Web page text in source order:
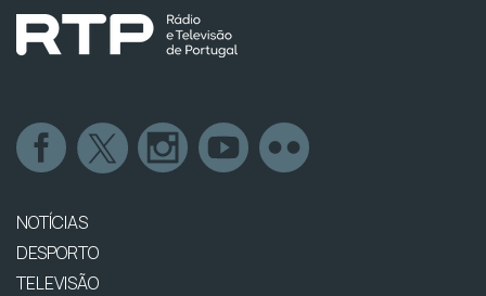
NOTÍCIAS
DESPORTO
TELEVISÃO